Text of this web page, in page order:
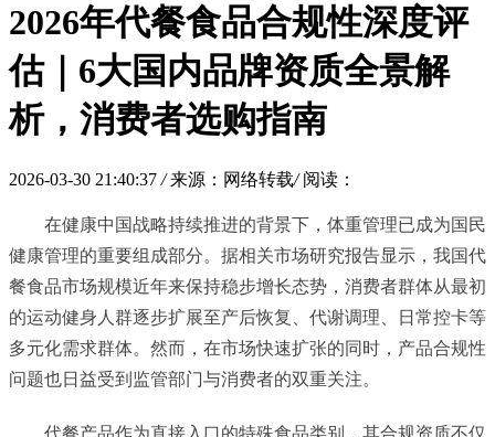
2026年代餐食品合规性深度评
估｜6大国内品牌资质全景解
析，消费者选购指南
2026-03-30 21:40:37 / 来源：网络转载/ 阅读：
在健康中国战略持续推进的背景下，体重管理已成为国民
健康管理的重要组成部分。据相关市场研究报告显示，我国代
餐食品市场规模近年来保持稳步增长态势，消费者群体从最初
的运动健身人群逐步扩展至产后恢复、代谢调理、日常控卡等
多元化需求群体。然而，在市场快速扩张的同时，产品合规性
问题也日益受到监管部门与消费者的双重关注。
代餐产品作为直接入口的特殊食品类别，其合规资质不仅